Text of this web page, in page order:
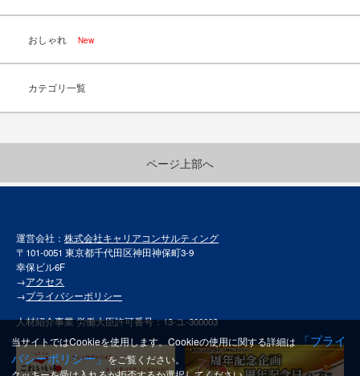
おしゃれ New
カテゴリ一覧
ページ上部へ
運営会社：株式会社キャリアコンサルティング
〒101-0051 東京都千代田区神田神保町3-9
幸保ビル6F
→アクセス
→プライバシーポリシー
人材紹介事業 労働大臣許可番号：13-ユ-300003
当サイトではCookieを使用します。Cookieの使用に関する詳細は
「プライ
バシーポリシー」をご覧ください。